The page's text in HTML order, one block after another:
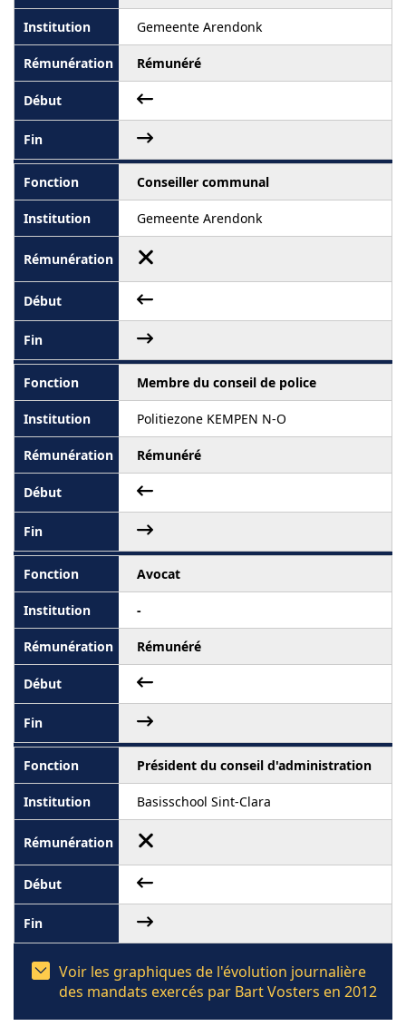
Gemeente Arendonk
Rémunéré
Conseiller communal
Gemeente Arendonk
Membre du conseil de police
Politiezone KEMPEN N-O
Rémunéré
Avocat
-
Rémunéré
Président du conseil d'administration
Basisschool Sint-Clara
Voir les graphiques de l'évolution journalière
des mandats exercés par Bart Vosters en 2012